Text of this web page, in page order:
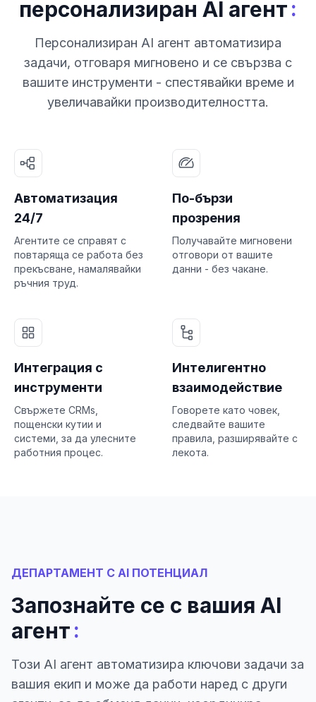
персонализиран AI агент:
Персонализиран AI агент автоматизира
задачи, отговаря мигновено и се свързва с
вашите инструменти - спестявайки време и
увеличавайки производителността.
Автоматизация
24/7
Агентите се справят с
повтаряща се работа без
прекъсване, намалявайки
ръчния труд.
По-бързи
прозрения
Получавайте мигновени
отговори от вашите
данни - без чакане.
Интеграция с
инструменти
Свържете CRMs,
пощенски кутии и
системи, за да улесните
работния процес.
Интелигентно
взаимодействие
Говорете като човек,
следвайте вашите
правила, разширявайте с
лекота.
ДЕПАРТАМЕНТ С AI ПОТЕНЦИАЛ
Запознайте се с вашия AI
агент:
Този AI агент автоматизира ключови задачи за
вашия екип и може да работи наред с други